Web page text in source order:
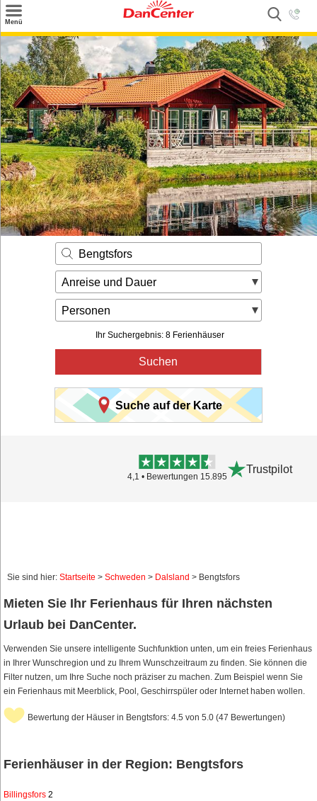
Menü
Suchen
Urlaubsziele
Weitere Urlaubsziele
Angebote
Inspiration
Kontakt
Gut zu wissen
Login
Bengtsfors
Anreise und Dauer
Personen
Ihr Suchergebnis: 8 Ferienhäuser
Suchen
Suche auf der Karte
4,1 • Bewertungen 15.895
Trustpilot
Sie sind hier: Startseite > Schweden > Dalsland > Bengtsfors
Mieten Sie Ihr Ferienhaus für Ihren nächsten
Urlaub bei DanCenter.
Verwenden Sie unsere intelligente Suchfunktion unten, um ein freies Ferienhaus
in Ihrer Wunschregion und zu Ihrem Wunschzeitraum zu finden. Sie können die
Filter nutzen, um Ihre Suche noch präziser zu machen. Zum Beispiel wenn Sie
ein Ferienhaus mit Meerblick, Pool, Geschirrspüler oder Internet haben wollen.
Bewertung der Häuser in Bengtsfors: 4.5 von 5.0 (47 Bewertungen)
Ferienhäuser in der Region: Bengtsfors
Billingsfors 2